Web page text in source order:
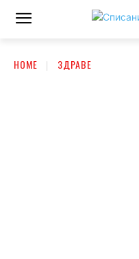
HOME ЗДРАВЕ